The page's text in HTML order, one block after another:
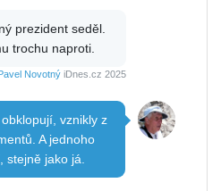
prezident seděl.
trochu naproti.
Pavel Novotný iDnes.cz 2025
vznikly z
A jednoho
stejně jako já.